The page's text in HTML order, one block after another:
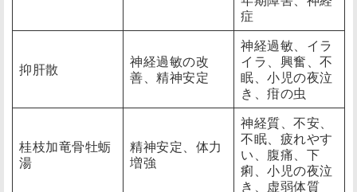
症
抑肝散
神経過敏の改
善、精神安定
神経過敏、イラ
イラ、興奮、不
眠、小児の夜泣
き、疳の虫
桂枝加竜骨牡蛎
湯
精神安定、体力
増強
神経質、不安、
不眠、疲れやす
い、腹痛、下
痢、小児の夜泣
き、虚弱体質